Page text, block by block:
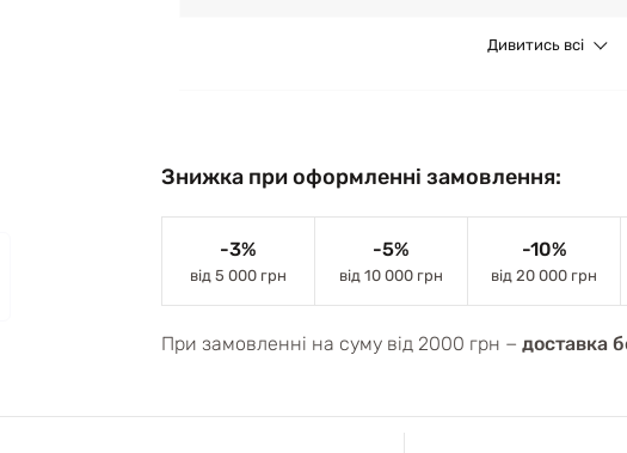
Дивитись всі
Знижка при оформленні замовлення:
-3%
від 5 000 грн
-5%
від 10 000 грн
-10%
від 20 000 грн
При замовленні на суму від 2000 грн − доставка